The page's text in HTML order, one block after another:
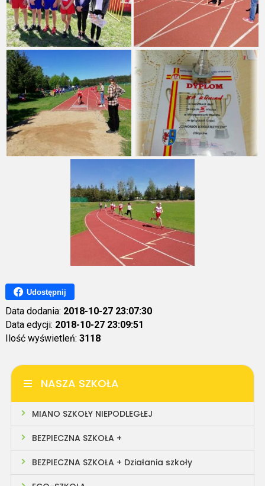
Udostępnij
Data dodania: 2018-10-27 23:07:30
Data edycji: 2018-10-27 23:09:51
Ilość wyświetleń: 3118
NASZA SZKOŁA
MIANO SZKOŁY NIEPODLEGŁEJ
BEZPIECZNA SZKOŁA +
BEZPIECZNA SZKOŁA + Działania szkoły